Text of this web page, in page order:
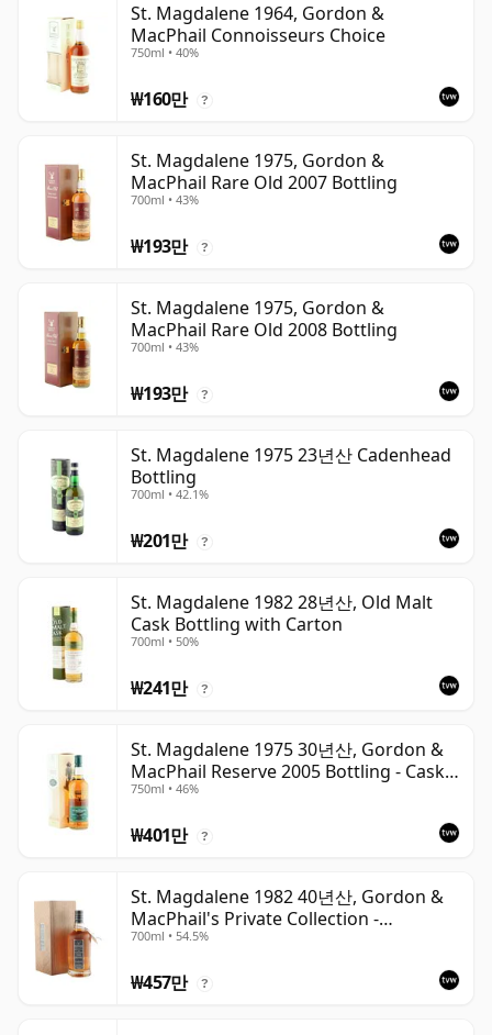
St. Magdalene 1964, Gordon &
MacPhail Connoisseurs Choice
750ml • 40%
₩160만 ?
St. Magdalene 1975, Gordon &
MacPhail Rare Old 2007 Bottling
700ml • 43%
₩193만 ?
St. Magdalene 1975, Gordon &
MacPhail Rare Old 2008 Bottling
700ml • 43%
₩193만 ?
St. Magdalene 1975 23년산 Cadenhead
Bottling
700ml • 42.1%
₩201만 ?
St. Magdalene 1982 28년산, Old Malt
Cask Bottling with Carton
700ml • 50%
₩241만 ?
St. Magdalene 1975 30년산, Gordon &
MacPhail Reserve 2005 Bottling - Cask
No. 21
750ml • 46%
₩401만 ?
St. Magdalene 1982 40년산, Gordon &
MacPhail's Private Collection -
Recollection Series #2100
700ml • 54.5%
₩457만 ?